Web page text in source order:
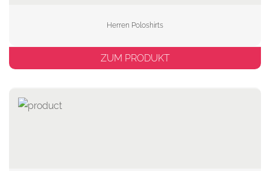
Herren Poloshirts
ZUM PRODUKT